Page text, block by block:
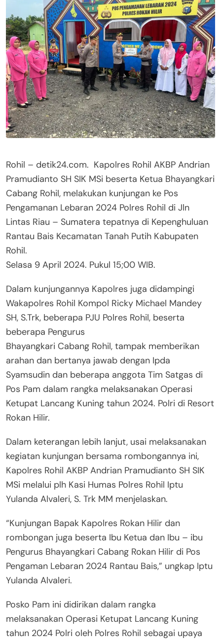
Rohil – detik24.com. Kapolres Rohil AKBP Andrian
Pramudianto SH SIK MSi beserta Ketua Bhayangkari
Cabang Rohil, melakukan kunjungan ke Pos
Pengamanan Lebaran 2024 Polres Rohil di Jln
Lintas Riau – Sumatera tepatnya di Kepenghuluan
Rantau Bais Kecamatan Tanah Putih Kabupaten
Rohil.
Selasa 9 April 2024. Pukul 15;00 WIB.
Dalam kunjungannya Kapolres juga didampingi
Wakapolres Rohil Kompol Ricky Michael Mandey
SH, S.Trk, beberapa PJU Polres Rohil, beserta
beberapa Pengurus
Bhayangkari Cabang Rohil, tampak memberikan
arahan dan bertanya jawab dengan Ipda
Syamsudin dan beberapa anggota Tim Satgas di
Pos Pam dalam rangka melaksanakan Operasi
Ketupat Lancang Kuning tahun 2024. Polri di Resort
Rokan Hilir.
Dalam keterangan lebih lanjut, usai melaksanakan
kegiatan kunjungan bersama rombongannya ini,
Kapolres Rohil AKBP Andrian Pramudianto SH SIK
MSi melalui plh Kasi Humas Polres Rohil Iptu
Yulanda Alvaleri, S. Trk MM menjelaskan.
“Kunjungan Bapak Kapolres Rokan Hilir dan
rombongan juga beserta Ibu Ketua dan Ibu – ibu
Pengurus Bhayangkari Cabang Rokan Hilir di Pos
Pengaman Lebaran 2024 Rantau Bais,” ungkap Iptu
Yulanda Alvaleri.
Posko Pam ini didirikan dalam rangka
melaksanakan Operasi Ketupat Lancang Kuning
tahun 2024 Polri oleh Polres Rohil sebagai upaya